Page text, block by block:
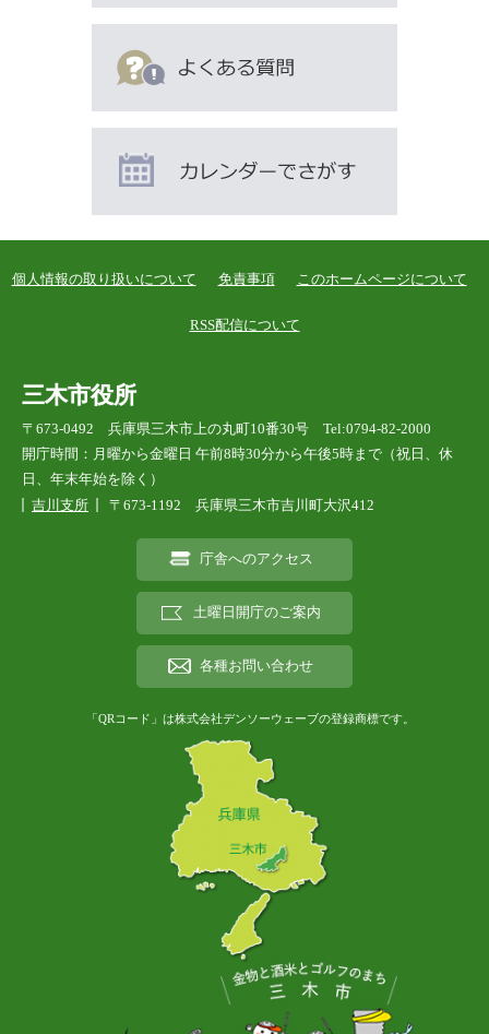
個人情報の取り扱いについて 免責事項 このホームページについて
RSS配信について
三木市役所
〒673-0492 兵庫県三木市上の丸町10番30号 Tel:0794-82-2000
開庁時間：月曜から金曜日 午前8時30分から午後5時まで（祝日、休
日、年末年始を除く）
吉川支所
〒673-1192 兵庫県三木市吉川町大沢412
庁舎へのアクセス
土曜日開庁のご案内
各種お問い合わせ
「QRコード」は株式会社デンソーウェーブの登録商標です。